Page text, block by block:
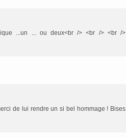
...un ... ou deux<br /> <br /> <br />
de lui rendre un si bel hommage ! Bises